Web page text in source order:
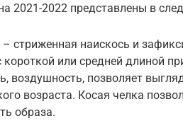
2021-2022 представлены в
– стриженная наискось и
короткой или средней длиной
воздушность, позволяет
возраста. Косая челка
образа.